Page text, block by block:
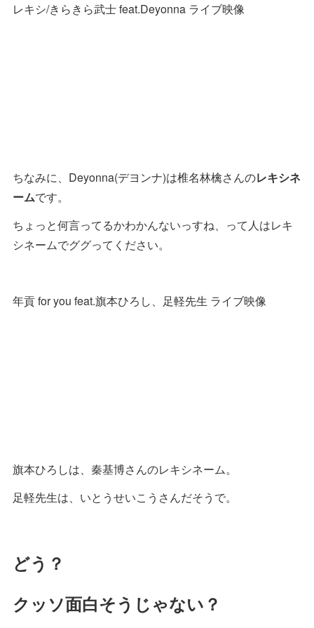
レキシ/きらきら武士 feat.Deyonna ライブ映像
ちなみに、Deyonna(デヨンナ)は椎名林檎さんのレキシネ
ームです。
ちょっと何言ってるかわかんないっすね、って人はレキ
シネームでググってください。
年貢 for you feat.旗本ひろし、足軽先生 ライブ映像
旗本ひろしは、秦基博さんのレキシネーム。
足軽先生は、いとうせいこうさんだそうで。
どう？
クッソ面白そうじゃない？